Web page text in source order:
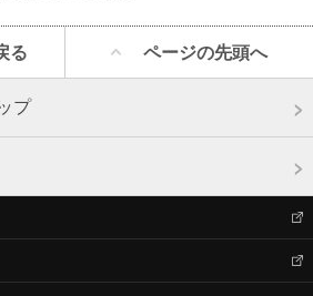
る ページの先頭へ
プ